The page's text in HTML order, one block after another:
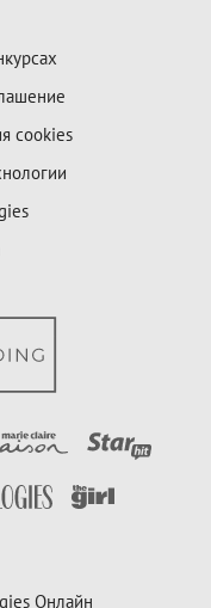
cookies
Онлайн